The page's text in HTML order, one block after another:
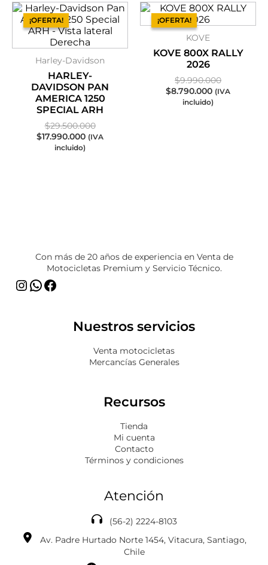
¡OFERTA!
¡OFERTA!
Harley-Davidson
HARLEY-
DAVIDSON PAN
AMERICA 1250
SPECIAL ARH
$29.500.000
El
precio
original
$29.500.000.
$17.990.000
El
precio
actual
es:
$17.990.000.
(IVA
incluido)
¡OFERTA!
¡OFERTA!
KOVE
KOVE 800X RALLY
2026
$9.990.000
El
original
$8.790.000
El
actual
$8.790.000.
(IVA
incluido)
Con más de 20 años de experiencia en Venta de
Motocicletas Premium y Servicio Técnico.
Nuestros servicios
Venta motocicletas
Mercancías Generales
Recursos
Tienda
Mi cuenta
Contacto
Términos y condiciones
Atención
(56-2) 2224-8103
Av. Padre Hurtado Norte 1454, Vitacura, Santiago,
Chile